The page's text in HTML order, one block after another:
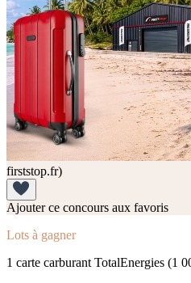
firststop.fr)
Ajouter ce concours aux favoris
Lots à gagner
1 carte carburant TotalEnergies (1